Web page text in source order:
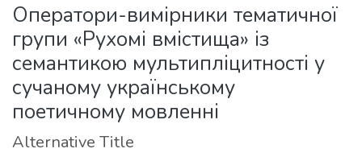
All of DSpace
Statistics
Оператори-вимірники тематичної
групи «Рухомі вмістища» із
семантикою мультипліцитності у
сучаному українському
поетичному мовленні
Alternative Title